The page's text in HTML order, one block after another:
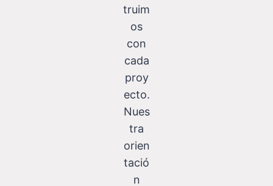
truim
os
con
cada
proy
ecto.
Nues
tra
orien
tació
n